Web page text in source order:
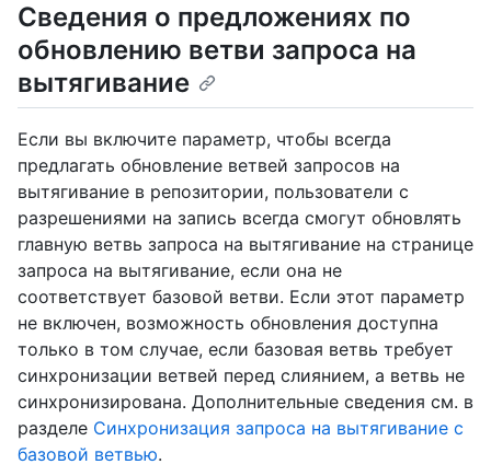
Сведения о предложениях по
обновлению ветви запроса на
вытягивание
Если вы включите параметр, чтобы всегда
предлагать обновление ветвей запросов на
вытягивание в репозитории, пользователи с
разрешениями на запись всегда смогут обновлять
главную ветвь запроса на вытягивание на странице
запроса на вытягивание, если она не
соответствует базовой ветви. Если этот параметр
не включен, возможность обновления доступна
только в том случае, если базовая ветвь требует
синхронизации ветвей перед слиянием, а ветвь не
синхронизирована. Дополнительные сведения см. в
разделе Синхронизация запроса на вытягивание с
базовой ветвью.